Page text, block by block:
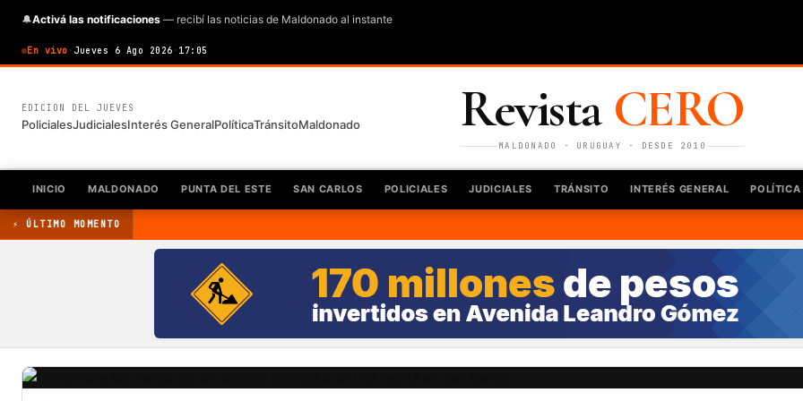
🔔Activá las notificaciones — recibí las noticias de Maldonado al instante
En vivo · Jueves 6 Ago 2026 · 17:05
EDICION DEL JUEVES
PolicialesJudicialesInterés GeneralPolíticaTránsitoMaldonado RevistaCERO
MALDONADO · URUGUAY · DESDE 2010
INICIO MALDONADO PUNTA DEL ESTE SAN CARLOS POLICIALES JUDICIALES TRÁNSITO INTERÉS GENERAL POLÍTICA
⚡ ÚLTIMO MOMENTO